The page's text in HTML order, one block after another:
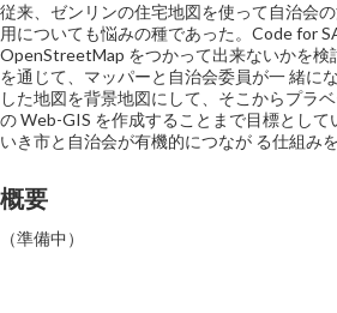
従来、ゼンリンの住宅地図を使って自治会
用についても悩みの種であった。Code for
OpenStreetMap をつかって出来ないかを検
を通じて、マッパーと自治会委員が一 緒に
した地図を背景地図にして、そこからプラ
の Web-GIS を作成することまで目標とし
いき市と自治会が有機的につなが る仕組み
概要
（準備中）